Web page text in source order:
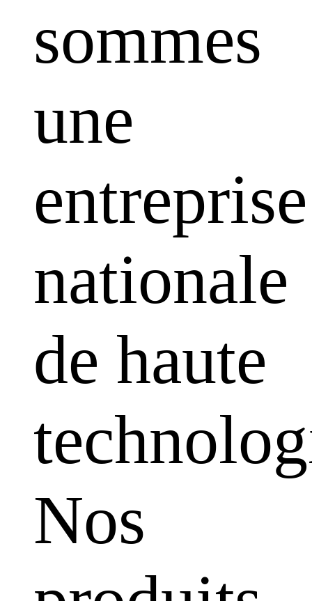
sommes
une
entreprise
nationale
de haute
Nos